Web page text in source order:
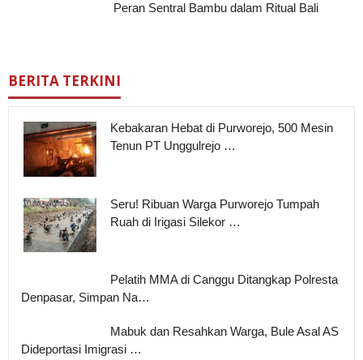
Peran Sentral Bambu dalam Ritual Bali
BERITA TERKINI
Kebakaran Hebat di Purworejo, 500 Mesin
Tenun PT Unggulrejo …
Seru! Ribuan Warga Purworejo Tumpah
Ruah di Irigasi Silekor …
Pelatih MMA di Canggu Ditangkap Polresta
Denpasar, Simpan Na…
Mabuk dan Resahkan Warga, Bule Asal AS
Dideportasi Imigrasi …